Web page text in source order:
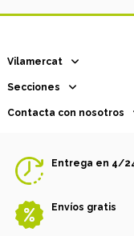
Vilamercat
Secciones
Contacta con nosotros
Entrega en 4/
Envíos gratis